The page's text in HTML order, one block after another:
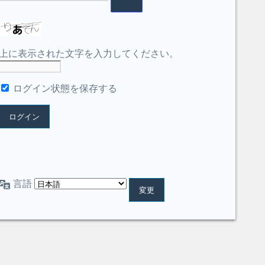
に表示された文字を入力してください。
ログイン状態を保存する
言語